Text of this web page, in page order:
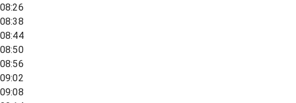
08:26
08:38
08:44
08:50
08:56
09:02
09:08